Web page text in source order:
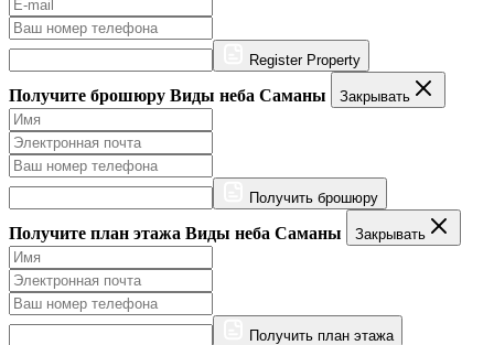
Register Property
Получите брошюру Виды неба Саманы Закрывать
Получить брошюру
Получите план этажа Виды неба Саманы Закрывать
Получить план этажа